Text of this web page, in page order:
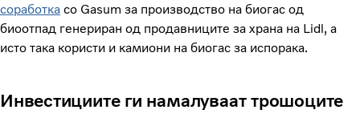
соработка со Gasum за производство на биогас од
биоотпад генериран од продавниците за храна на Lidl, а
исто така користи и камиони на биогас за испорака.
Инвестициите ги намалуваат трошоците